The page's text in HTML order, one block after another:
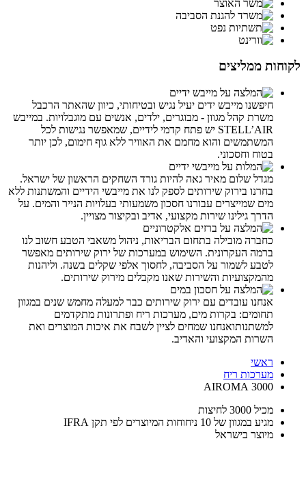
לקוחות ממליצים
חיפשנו מייבש ידים יעיל נגיש ובטיחותי, כיוון שהאתר הרכבל
משרת קהל מגוון - מבוגרים, ילדים, אנשים עם מוגבלויות. במייבש
STELL’AIR יש פתח קדמי לידיים, שמאפשר נגישות לכל
המשתמשים והוא מחמם את האוויר ללא גוף חימום, לכן יותר
בטוח וחסכוני.
מגדל שלום מאיר גאה להיות גורד השחקים הראשון של ישראל.
בחרנו בירוק שירותים לספק לנו את מייבשי הידיים והמשתנות ללא
מים שמייצרים עבורנו חסכון משמעותי בעלויות הנייר והמים. על
הדרך גילינו שירות מקצועי, אדיב ובקיצור מצויין.
כחברה מובילה בתחום הבריאות, ניהול משאבי הטבע חשוב לנו
ברמה העקרונית. השימוש במערכות של ירוק שירותים מאפשר
לטבע לשמור על הסביבה, לחסוך אלפי שקלים בשנה. וליהנות
מהמקצועיות והשירות שאנו מקבלים מירוק שירותים.
אנחנו עובדים עם ירוק שירותים כבר למעלה מחמש שנים במגוון
תחומים: בקרות מים, מערכות ריח ופתרונות מתקדמים
למשתנותואנחנו שמחים לציין לשבח את איכות המוצרים ואת
השרות המקצועי והאדיב.
ראשי
מערכות ריח
3000 AIROMA
מכיל 3000 לחיצות
מגיע במגוון של 10 ניחוחות המיוצרים לפי תקן IFRA
מיוצר בישראל